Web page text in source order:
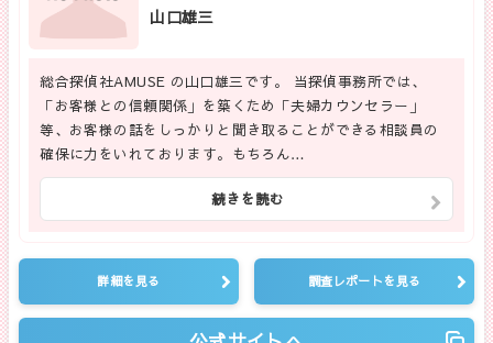
山口雄三
総合探偵社AMUSE の山口雄三です。 当探偵事務所では、
「お客様との信頼関係」を築くため「夫婦カウンセラー」
等、お客様の話をしっかりと聞き取ることができる相談員の
確保に力をいれております。もちろん…
続きを読む
詳細を見る 調査レポートを見る